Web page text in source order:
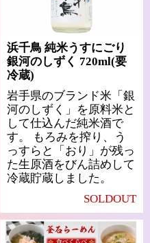
浜千鳥 純米うすにごり
銀河のしずく 720ml(要
冷蔵)
岩手県のブランド米「銀
河のしずく」を原料米と
して仕込んだ純米酒で
す。 もろみを搾り、う
っすらと「おり」が残っ
た生原酒をびん詰めして
冷蔵貯蔵しました。
SOLDOUT